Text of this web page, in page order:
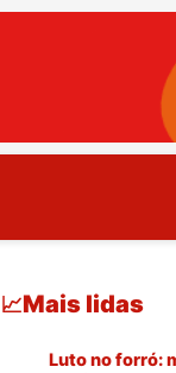
📈Mais lidas
Luto no forró: